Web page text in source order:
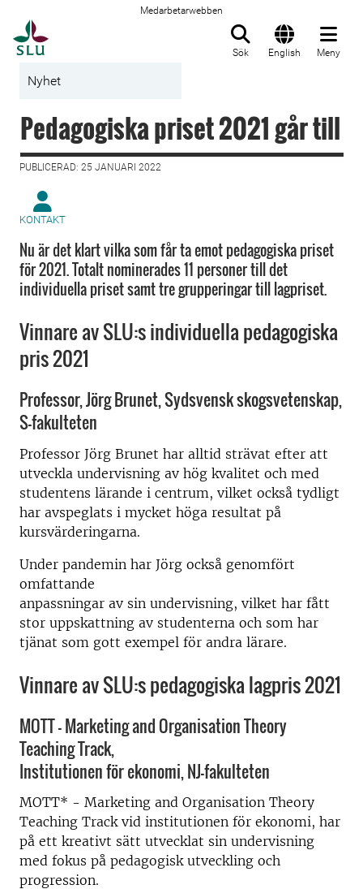
Medarbetarwebben
Sök English Meny
Nyhet
Pedagogiska priset 2021 går till
PUBLICERAD: 25 JANUARI 2022
KONTAKT
Nu är det klart vilka som får ta emot pedagogiska priset
för 2021. Totalt nominerades 11 personer till det
individuella priset samt tre grupperingar till lagpriset.
Vinnare av SLU:s individuella pedagogiska
pris 2021
Professor, Jörg Brunet, Sydsvensk skogsvetenskap,
S-fakulteten
Professor Jörg Brunet har alltid strävat efter att
utveckla undervisning av hög kvalitet och med
studentens lärande i centrum, vilket också tydligt
har avspeglats i mycket höga resultat på
kursvärderingarna.
Under pandemin har Jörg också genomfört
omfattande
anpassningar av sin undervisning, vilket har fått
stor uppskattning av studenterna och som har
tjänat som gott exempel för andra lärare.
Vinnare av SLU:s pedagogiska lagpris 2021
MOTT - Marketing and Organisation Theory
Teaching Track,
Institutionen för ekonomi, NJ-fakulteten
MOTT* - Marketing and Organisation Theory
Teaching Track vid institutionen för ekonomi, har
på ett kreativt sätt utvecklat sin undervisning
med fokus på pedagogisk utveckling och
progression.